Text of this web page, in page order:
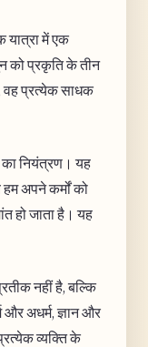
यात्रा में एक
को प्रकृति के तीन
वह प्रत्येक साधक
का नियंत्रण। यह
अपने कर्मों को
हो जाता है। यह
नहीं है, बल्कि
अधर्म, ज्ञान और
व्यक्ति के